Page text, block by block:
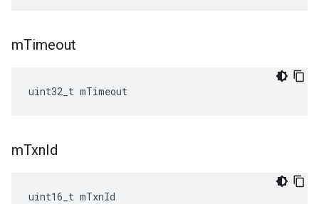
mTimeout
uint32_t mTimeout
mTxnId
uint16_t mTxnId